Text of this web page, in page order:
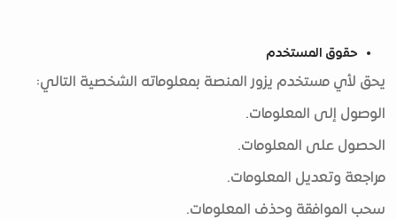
حقوق المستخدم
يحق لأي مستخدم يزور المنصة بمعلوماته الشخصية التالي:
الوصول إلى المعلومات.
الحصول على المعلومات.
مراجعة وتعديل المعلومات.
سحب الموافقة وحذف المعلومات.